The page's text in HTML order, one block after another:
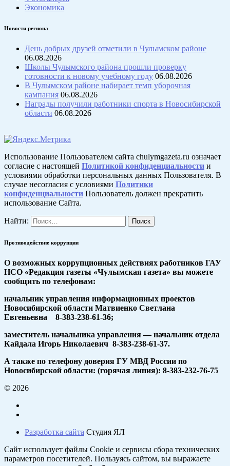
Экономика
Новости региона
День добрых друзей отметили в Чулымском районе
06.08.2026
Школы Чулымского района прошли проверку
готовности к новому учебному году 06.08.2026
В Чулымском районе набирает темп уборочная
кампания 06.08.2026
Награды получили работники спорта в Новосибирской
области 06.08.2026
Использование Пользователем сайта chulymgazeta.ru означает
согласие с настоящей Политикой конфиденциальности и
условиями обработки персональных данных Пользователя. В
случае несогласия с условиями Политики
конфиденциальности Пользователь должен прекратить
использование Сайта.
Найти:
Противодействие коррупции
О возможных коррупционных действиях работников ГАУ
НСО «Редакция газеты «Чулымская газета» вы можете
сообщить по телефонам:
начальник управления информационных проектов
Новосибирской области Матвиенко Светлана
Евгеньевна 8-383-238-61-36;
заместитель начальника управления — начальник отдела
Кайдала Игорь Николаевич 8-383-238-61-37.
А также по телефону доверия ГУ МВД России по
Новосибирской области: (горячая линия): 8-383-232-76-75
© 2026
Разработка сайта Студия ЯЛ
Сайт использует файлы Cookie и сервисы сбора технических
параметров посетителей. Пользуясь сайтом, вы выражаете